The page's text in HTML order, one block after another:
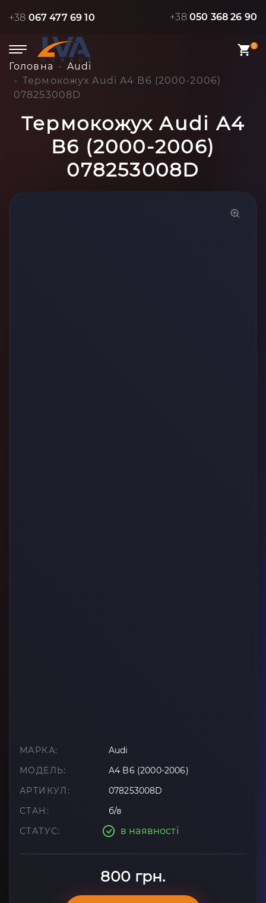
+38 067 477 69 10 +38 050 368 26 90
0
Головна
Audi
Термокожух Audi A4 B6 (2000-2006)
078253008D
Термокожух Audi A4
B6 (2000-2006)
078253008D
МАРКА:
Audi
МОДЕЛЬ:
A4 B6 (2000-2006)
АРТИКУЛ:
078253008D
СТАН:
б/в
СТАТУС:
в наявності
800 грн.